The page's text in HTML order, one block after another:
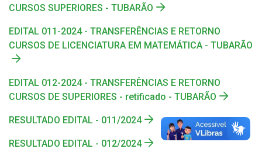
CURSOS SUPERIORES - TUBARÃO
EDITAL 011-2024 - TRANSFERÊNCIAS E RETORNO
CURSOS DE LICENCIATURA EM MATEMÁTICA - TUBARÃO
EDITAL 012-2024 - TRANSFERÊNCIAS E RETORNO
CURSOS DE SUPERIORES - retificado - TUBARÃO
RESULTADO EDITAL - 011/2024
RESULTADO EDITAL - 012/2024